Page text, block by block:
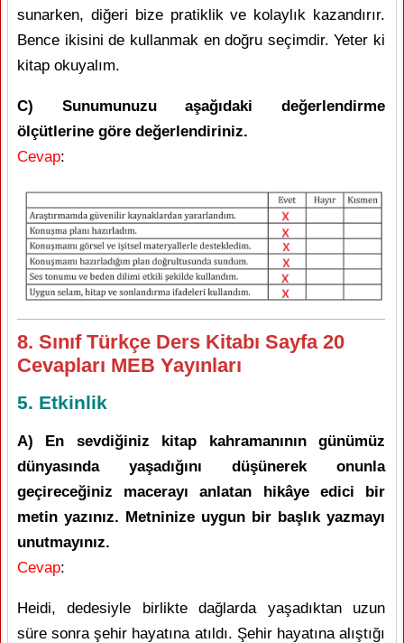
sunarken, diğeri bize pratiklik ve kolaylık kazandırır.
Bence ikisini de kullanmak en doğru seçimdir. Yeter ki
kitap okuyalım.
C) Sunumunuzu aşağıdaki değerlendirme
ölçütlerine göre değerlendiriniz.
Cevap:
8. Sınıf Türkçe Ders Kitabı Sayfa 20
Cevapları MEB Yayınları
5. Etkinlik
A) En sevdiğiniz kitap kahramanının günümüz
dünyasında yaşadığını düşünerek onunla
geçireceğiniz macerayı anlatan hikâye edici bir
metin yazınız. Metninize uygun bir başlık yazmayı
unutmayınız.
Cevap:
Heidi, dedesiyle birlikte dağlarda yaşadıktan uzun
süre sonra şehir hayatına atıldı. Şehir hayatına alıştığı